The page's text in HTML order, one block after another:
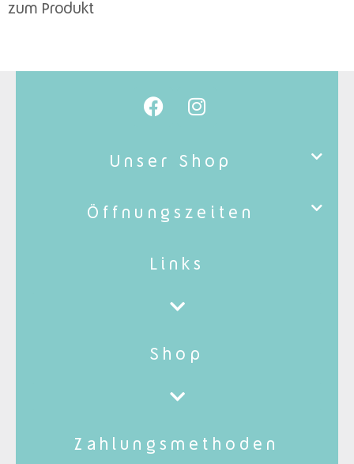
zum Produkt
Unser Shop
Öffnungszeiten
Links
Shop
Zahlungsmethoden